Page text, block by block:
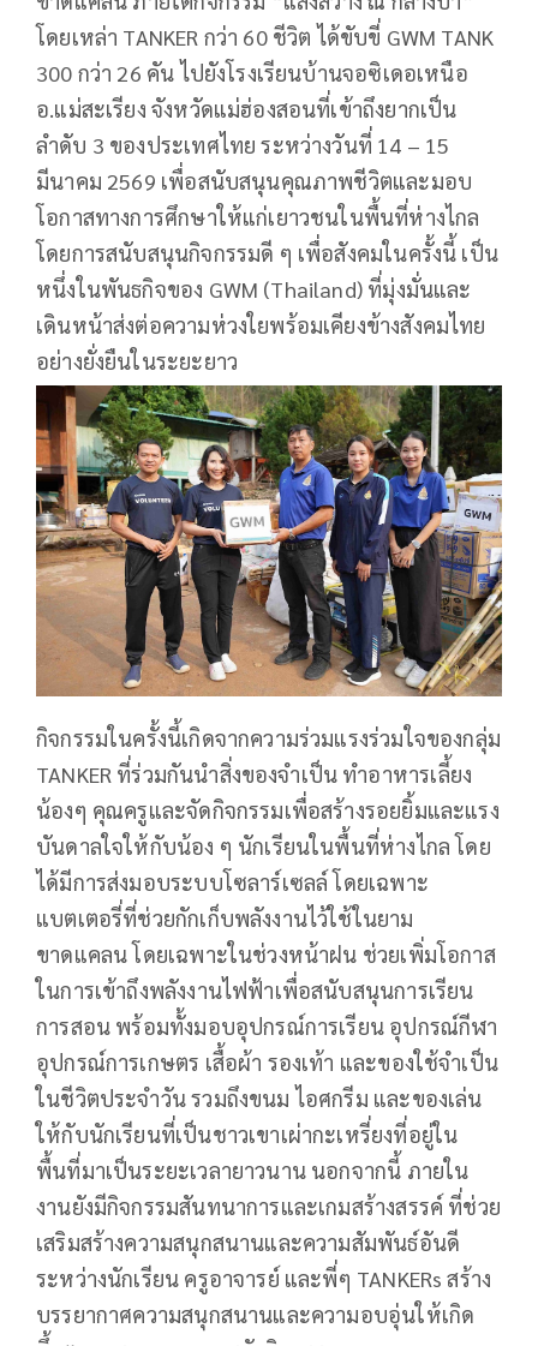
โดยเหล่า TANKER กว่า 60 ชีวิต ได้ขับขี่ GWM TANK
300 กว่า 26 คัน ไปยังโรงเรียนบ้านจอซิเดอเหนือ
อ.แม่สะเรียง จังหวัดแม่ฮ่องสอนที่เข้าถึงยากเป็น
ลำดับ 3 ของประเทศไทย ระหว่างวันที่ 14 – 15
มีนาคม 2569 เพื่อสนับสนุนคุณภาพชีวิตและมอบ
โอกาสทางการศึกษาให้แก่เยาวชนในพื้นที่ห่างไกล
โดยการสนับสนุนกิจกรรมดี ๆ เพื่อสังคมในครั้งนี้ เป็น
หนึ่งในพันธกิจของ GWM (Thailand) ที่มุ่งมั่นและ
เดินหน้าส่งต่อความห่วงใยพร้อมเคียงข้างสังคมไทย
อย่างยั่งยืนในระยะยาว
กิจกรรมในครั้งนี้เกิดจากความร่วมแรงร่วมใจของกลุ่ม
TANKER ที่ร่วมกันนำสิ่งของจำเป็น ทำอาหารเลี้ยง
น้องๆ คุณครูและจัดกิจกรรมเพื่อสร้างรอยยิ้มและแรง
บันดาลใจให้กับน้อง ๆ นักเรียนในพื้นที่ห่างไกล โดย
ได้มีการส่งมอบระบบโซลาร์เซลล์ โดยเฉพาะ
แบตเตอรี่ที่ช่วยกักเก็บพลังงานไว้ใช้ในยาม
ขาดแคลน โดยเฉพาะในช่วงหน้าฝน ช่วยเพิ่มโอกาส
ในการเข้าถึงพลังงานไฟฟ้าเพื่อสนับสนุนการเรียน
การสอน พร้อมทั้งมอบอุปกรณ์การเรียน อุปกรณ์กีฬา
อุปกรณ์การเกษตร เสื้อผ้า รองเท้า และของใช้จำเป็น
ในชีวิตประจำวัน รวมถึงขนม ไอศกรีม และของเล่น
ให้กับนักเรียนที่เป็นชาวเขาเผ่ากะเหรี่ยงที่อยู่ใน
พื้นที่มาเป็นระยะเวลายาวนาน นอกจากนี้ ภายใน
งานยังมีกิจกรรมสันทนาการและเกมสร้างสรรค์ ที่ช่วย
เสริมสร้างความสนุกสนานและความสัมพันธ์อันดี
ระหว่างนักเรียน ครูอาจารย์ และพี่ๆ TANKERs สร้าง
บรรยากาศความสนุกสนานและความอบอุ่นให้เกิด